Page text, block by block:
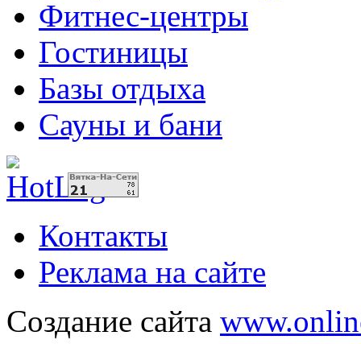
Фитнес-центры
Гостиницы
Базы отдыха
Сауны и бани
Контакты
Реклама на сайте
Создание сайта